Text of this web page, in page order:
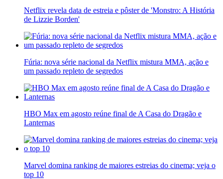
Netflix revela data de estreia e pôster de 'Monstro: A História
de Lizzie Borden'
Fúria: nova série nacional da Netflix mistura MMA, ação e
um passado repleto de segredos
HBO Max em agosto reúne final de A Casa do Dragão e
Lanternas
Marvel domina ranking de maiores estreias do cinema; veja o
top 10